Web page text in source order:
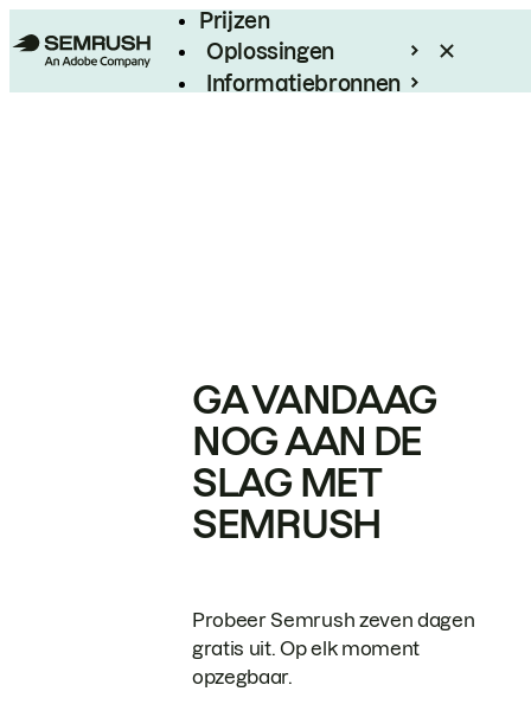
Prijzen
Oplossingen
Informatiebronnen
GA VANDAAG
NOG AAN DE
SLAG MET
SEMRUSH
Probeer Semrush zeven dagen
gratis uit. Op elk moment
opzegbaar.